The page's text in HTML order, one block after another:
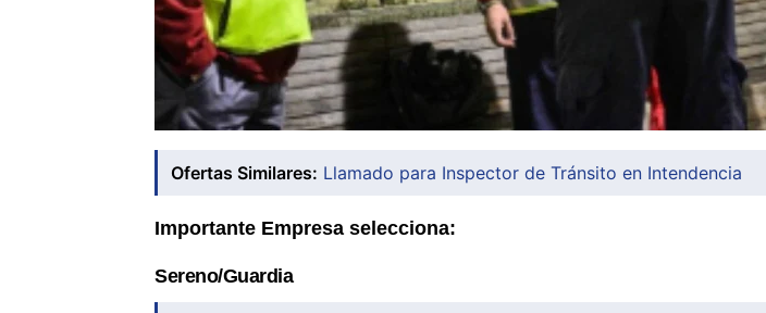
Ofertas Similares: Llamado para Inspector de Tránsito en Intendencia
Importante Empresa selecciona:
Sereno/Guardia